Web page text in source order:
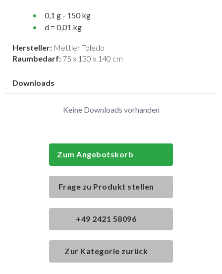
0,1 g - 150 kg
d = 0,01 kg
Hersteller: Mettler Toledo
Raumbedarf: 75 x 130 x 140 cm
Downloads
Keine Downloads vorhanden
Zum Angebotskorb
Frage zu Produkt stellen
+49 2421 58096
Zur Kategorie zurück